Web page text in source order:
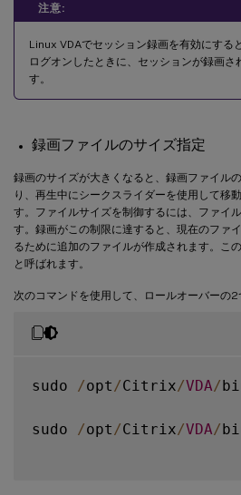
注意:
Linux VDAでセッション録画を有効にする
ログオンしたときに、セッションが録画さ
す。
録画ファイルのサイズ指定
録画のサイズが大きくなると、録画ファイル
り、再生中にシークスライダーを使用して移
す。ファイルサイズを制御するには、ファイ
す。録画がこの制限に達すると、現在のファ
るために追加のファイルが作成されます。こ
と呼ばれます。
次のコマンドを使用して、ロールオーバーの2
sudo /opt /Citrix/VDA/
sudo /opt /Citrix/VDA/